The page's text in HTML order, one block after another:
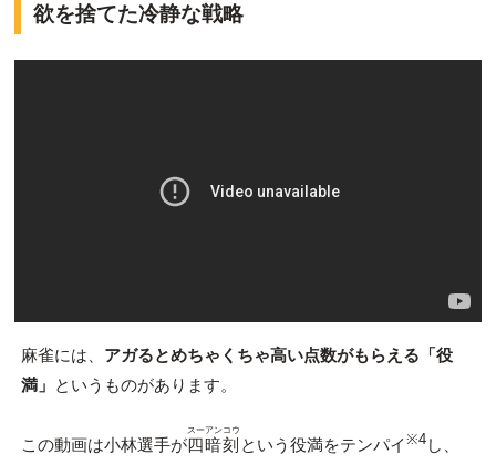
欲を捨てた冷静な戦略
麻雀には、 アガるとめちゃくちゃ高い点数がもらえる「役
満」 というものがあります。
この動画は小林選手が四暗刻
スーアンコウ
という役満をテンパイ※4し、